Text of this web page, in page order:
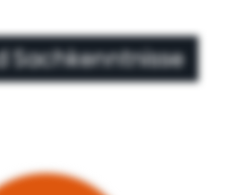
Sachkenntnisse